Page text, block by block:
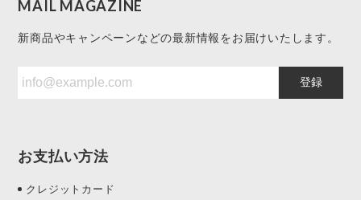
MAIL MAGAZINE
新商品やキャンペーンなどの最新情報をお届けいたします。
登録
お支払い方法
クレジットカード